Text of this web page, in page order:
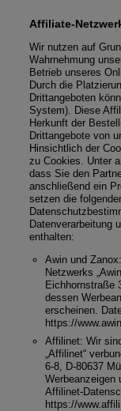
Affiliate-
Wir nutzen auf
Wahrnehmung
Betrieb unseres
Durch die
Drittangeboten
System). Diese
Herkunft der
Drittangebote von
Hinsichtlich der
zu Cookies. Unter
dass Sie den
anschließend ein
setzen die
Datenverarbeitung
enthalten:
Awin und
Netzwerks
Eichhornstraße
dessen
erscheinen.
https://
Affilinet: Wir
„Affilinet“
6-8, D-80637
Werbeanzeigen
Affilinet-
https://